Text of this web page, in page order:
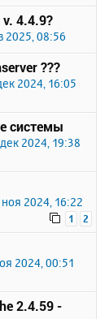
v. 4.4.9?
2025, 08:56
???
2024, 16:05
системы
2024, 19:38
2024, 16:22
1 2
2024, 00:51
2.4.59 -